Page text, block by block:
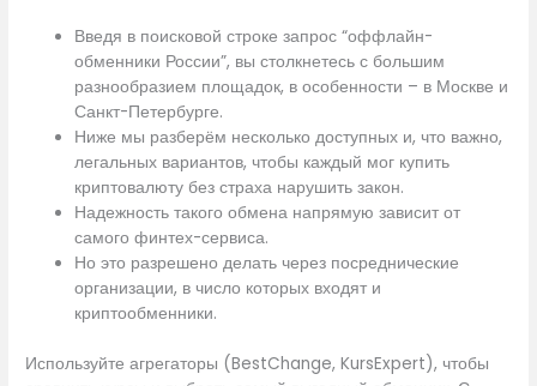
Введя в поисковой строке запрос “оффлайн-
обменники России”, вы столкнетесь с большим
разнообразием площадок, в особенности – в Москве и
Санкт-Петербурге.
Ниже мы разберём несколько доступных и, что важно,
легальных вариантов, чтобы каждый мог купить
криптовалюту без страха нарушить закон.
Надежность такого обмена напрямую зависит от
самого финтех-сервиса.
Но это разрешено делать через посреднические
организации, в число которых входят и
криптообменники.
Используйте агрегаторы (BestChange, KursExpert), чтобы